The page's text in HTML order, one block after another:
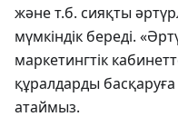
және т.б. сияқты
мүмкіндік береді.
маркетингтік
құралдарды
атаймыз.